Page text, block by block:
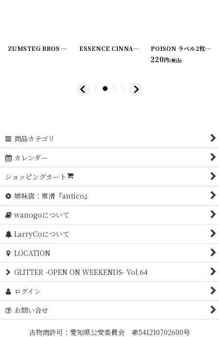
220107-2] 220107-3]
ZUMSTEG BROS ラベル2枚セット [ 220107-4]
ESSENCE CINNAMON ラベル2枚セット C.M. VAN FLEET POISON ラベル2枚セット ZUMSTEG BROS
220円(税込)
商品カテゴリ
カレンダー
ショッピングカート
姉妹店：常滑『antico』
wanogoについて
LarryCoについて
LOCATION
GLITTER -OPEN ON WEEKENDS- Vol.64
ログイン
お問い合せ
古物商許可：愛知県公安委員会 弟541210702600号